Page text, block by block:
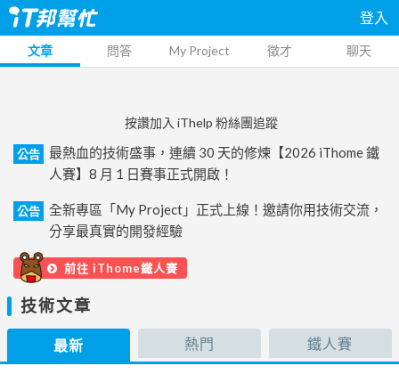
登入
文章 問答 My Project 徵才 聊天
按讚加入 iThelp 粉絲團追蹤
公告
最熱血的技術盛事，連續 30 天的修煉【2026 iThome 鐵
人賽】8 月 1 日賽事正式開啟！
公告
全新專區「My Project」正式上線！邀請你用技術交流，
分享最真實的開發經驗
前往 iThome鐵人賽
技術文章
最新 熱門 鐵人賽